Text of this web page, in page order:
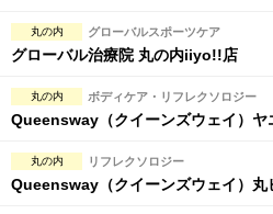
団体割引
キャッシュレス決済OK
2名様歓迎
完全個室
ペアルームあり
丸の内 グローバルスポーツケア
グローバル治療院 丸の内iiyo!!店
丸の内 ボディケア・リフレクソロジー
Queensway（クイーンズウェイ）ヤ
丸の内 リフレクソロジー
Queensway（クイーンズウェイ）丸